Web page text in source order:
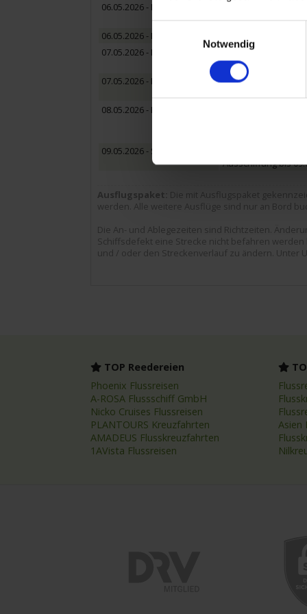
Notwendig
06.05.2026 - Mittwoch
Ausflug: Giverny
06.05.2026 - Mittwoch
07.05.2026 - Donnerstag
Conflans-Sainte-
Ausflug: Château
07.05.2026 - Donnerstag
Paris / Frankreich
08.05.2026 - Freitag
09.05.2026 - Samstag
Ausschiffung bis
Ausflugspaket:
Die mit Ausflugspaket
werden. Alle weitere Ausflüge sind nur an Bord
Die An- und Ablegezeiten sind Richtzeiten.
Schiffsdefekt eine Strecke nicht befahren
und / oder den Streckenverlauf zu ändern. Unter
TOP Reedereien
Phoenix Flussreisen
A-ROSA Flussschiff GmbH
Nicko Cruises Flussreisen
PLANTOURS Kreuzfahrten
AMADEUS Flusskreuzfahrten
1AVista Flussreisen
Asien